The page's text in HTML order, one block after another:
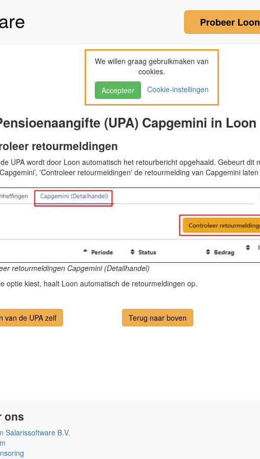
Probeer Loon
We willen graag gebruikmaken van
cookies.
Accepteer
Cookie-instellingen
(UPA) Capgemini in Loon
retourmeldingen
UPA wordt door Loon automatisch het retourbericht opgehaald. Gebeurt dit
'Controleer retourmeldingen' de retourmelding van Capgemini
retourmeldingen Capgemini (Detailhandel)
optie kiest, haalt Loon automatisch de retourmeldingen op.
van de UPA zelf Terug naar boven
ons
Salarissoftware B.V.